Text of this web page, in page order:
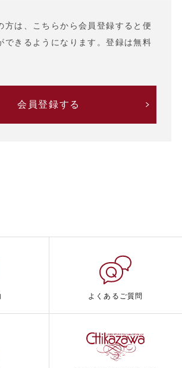
方は、こちらから会員登録すると便
できるようになります。登録は無料
会員登録する
よくあるご質問